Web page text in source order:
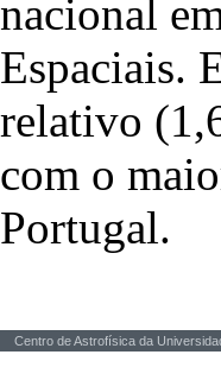
nacional
Espaciais.
relativo
com o
Portugal.
Centro de Astrofísica da